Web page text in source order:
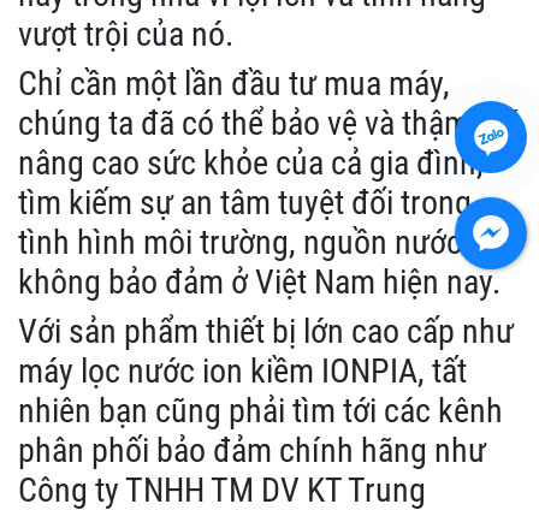
vượt trội của nó.
Chỉ cần một lần đầu tư mua máy,
chúng ta đã có thể bảo vệ và thậm chí
nâng cao sức khỏe của cả gia đình,
tìm kiếm sự an tâm tuyệt đối trong
tình hình môi trường, nguồn nước
không bảo đảm ở Việt Nam hiện nay.
Với sản phẩm thiết bị lớn cao cấp như
máy lọc nước ion kiềm IONPIA, tất
nhiên bạn cũng phải tìm tới các kênh
phân phối bảo đảm chính hãng như
Công ty TNHH TM DV KT Trung